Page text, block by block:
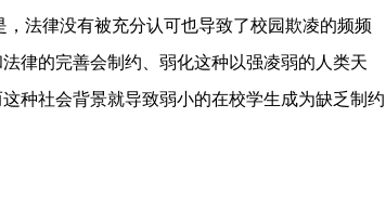
法律没有被充分认可也导致了校园欺凌的频频
律的完善会制约、弱化这种以强凌弱的人类天
种社会背景就导致弱小的在校学生成为缺乏制约